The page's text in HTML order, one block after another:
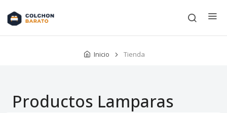
Inicio Tienda
Productos Lamparas